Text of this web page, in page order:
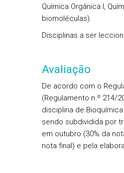
Química Orgânica I,
biomoléculas).
Disciplinas a ser
Avaliação
De acordo com o
(Regulamento n.º 214/
disciplina de
sendo subdividida por
em outubro (30% da
nota final) e pela